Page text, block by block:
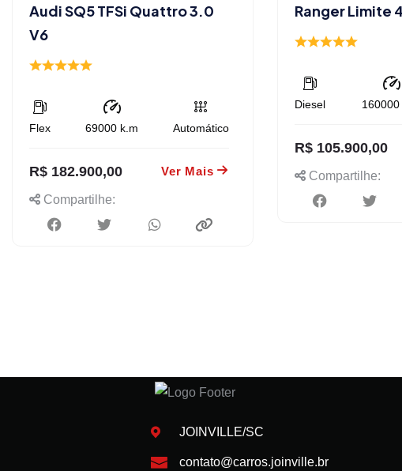
Audi SQ5 TFSi Quattro 3.0
V6
Flex 69000 k.m Automático
R$ 182.900,00 Ver Mais
Compartilhe:
Ranger Limite
Diesel 160000
R$ 105.900,00
Compartilhe:
JOINVILLE/SC
contato@carros.joinville.br